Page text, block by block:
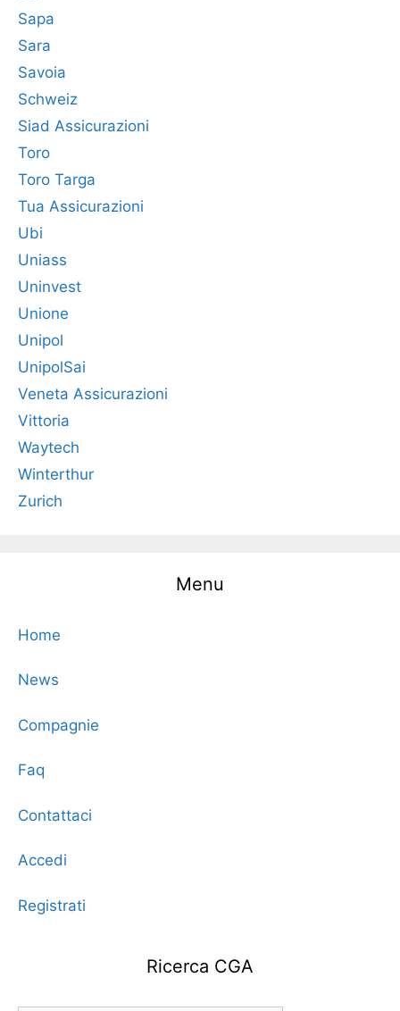
Sapa
Sara
Savoia
Schweiz
Siad Assicurazioni
Toro
Toro Targa
Tua Assicurazioni
Ubi
Uniass
Uninvest
Unione
Unipol
UnipolSai
Veneta Assicurazioni
Vittoria
Waytech
Winterthur
Zurich
Menu
Home
News
Compagnie
Faq
Contattaci
Accedi
Registrati
Ricerca CGA